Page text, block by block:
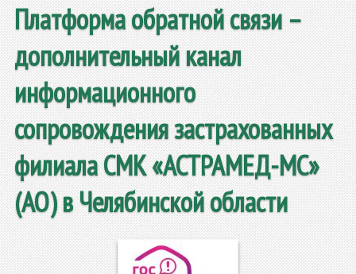
Платформа обратной связи –
дополнительный канал
информационного
сопровождения застрахованных
филиала СМК «АСТРАМЕД-МС»
(АО) в Челябинской области